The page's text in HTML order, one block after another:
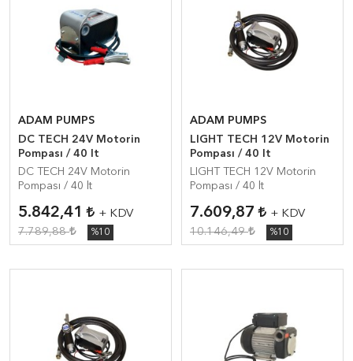
ADAM PUMPS
DC TECH 24V Motorin
Pompası / 40 lt
DC TECH 24V Motorin
Pompası / 40 lt
5.842,41
+ KDV
7.789,88
%10
ADAM PUMPS
LIGHT TECH 12V Motorin
Pompası / 40 lt
LIGHT TECH 12V Motorin
Pompası / 40 lt
7.609,87
+ KDV
10.146,49
%10